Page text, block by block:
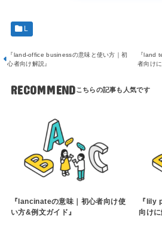
L
『land-office businessの意味と使い方｜初
心者向け解説』
『land
者向けに
RECOMMEND
『lancinateの意味｜初心者向け使
い方&例文ガイド』
『lily
向けに